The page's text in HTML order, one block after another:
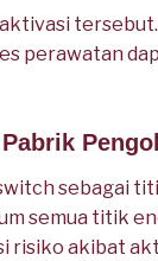
perawatan
sebagai
semua titik
risiko akibat